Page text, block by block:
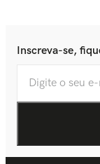
Inscreva-se,